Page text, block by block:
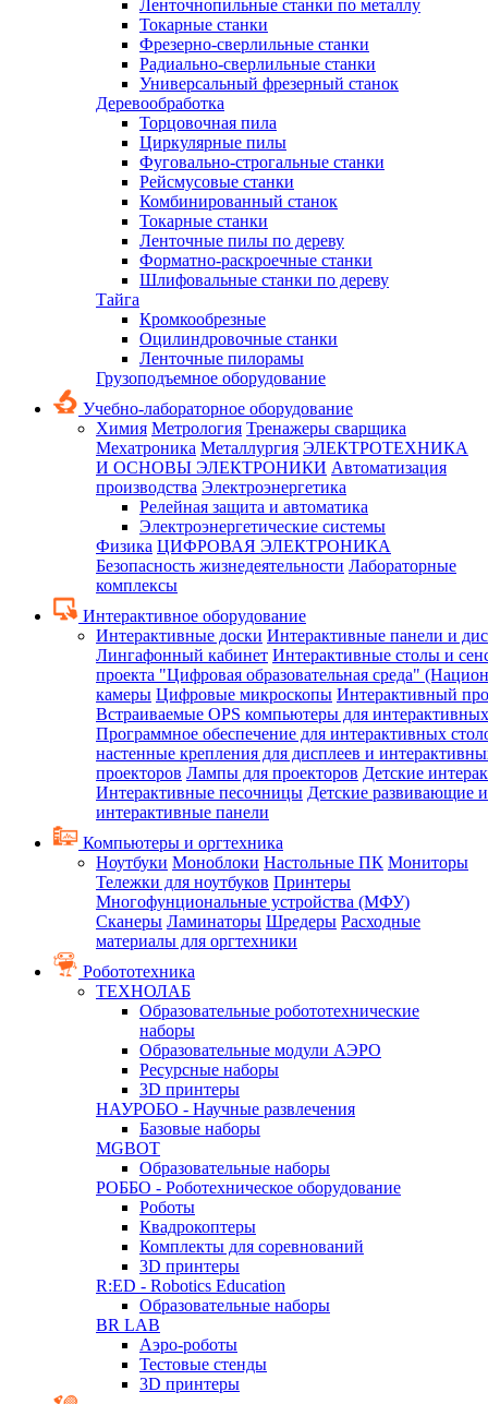
Ленточнопильные станки по металлу
Токарные станки
Фрезерно-сверлильные станки
Радиально-сверлильные станки
Универсальный фрезерный станок
Деревообработка
Торцовочная пила
Циркулярные пилы
Фуговально-строгальные станки
Рейсмусовые станки
Комбинированный станок
Токарные станки
Ленточные пилы по дереву
Форматно-раскроечные станки
Шлифовальные станки по дереву
Тайга
Кромкообрезные
Оцилиндровочные станки
Ленточные пилорамы
Грузоподъемное оборудование
Учебно-лабораторное оборудование
Химия Метрология Тренажеры сварщика
Мехатроника Металлургия ЭЛЕКТРОТЕХНИКА
И ОСНОВЫ ЭЛЕКТРОНИКИ Автоматизация
производства Электроэнергетика
Релейная защита и автоматика
Электроэнергетические системы
Физика ЦИФРОВАЯ ЭЛЕКТРОНИКА
Безопасность жизнедеятельности Лабораторные
комплексы
Интерактивное оборудование
Интерактивные доски Интерактивные панели и
Лингафонный кабинет Интерактивные столы и
проекта "Цифровая образовательная среда"
камеры Цифровые микроскопы Интерактивный
Встраиваемые OPS компьютеры для
Программное обеспечение для интерактивных
настенные крепления для дисплеев и
проекторов Лампы для проекторов Детские
Интерактивные песочницы Детские развивающие
интерактивные панели
Компьютеры и оргтехника
Ноутбуки Моноблоки Настольные ПК Мониторы
Тележки для ноутбуков Принтеры
Многофунциональные устройства (МФУ)
Сканеры Ламинаторы Шредеры Расходные
материалы для оргтехники
Робототехника
ТЕХНОЛАБ
Образовательные робототехнические
наборы
Образовательные модули АЭРО
Ресурсные наборы
3D принтеры
НАУРОБО - Научные развлечения
Базовые наборы
MGBOT
Образовательные наборы
РОББО - Роботехническое оборудование
Роботы
Квадрокоптеры
Комплекты для соревнований
3D принтеры
R:ED - Robotics Education
Образовательные наборы
BR LAB
Аэро-роботы
Тестовые стенды
3D принтеры